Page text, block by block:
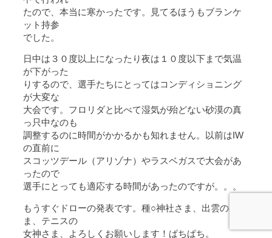
たので、本当に寒かったです。見てるほうもブランケ
ット持参
でした。
日中は３０度以上になったり夜は１０度以下まで気温
が下がった
りするので、選手たちにとってはコンディショニング
が大変な
大会です。フロリダと比べて湿気が殆どない砂漠の真
っ只中なのも
調整するのに時間がかかるかも知れません。以前はIW
の直前に
スコッツデール（アリゾナ）やラスベガスで大会があ
ったので
選手にとっても適応する時間があったのですが。。。
もうすぐドローの発表です。種○神社さま、出雲の神さ
ま、テニスの
女神さま、よろしくお願いします！ぱちぱち。